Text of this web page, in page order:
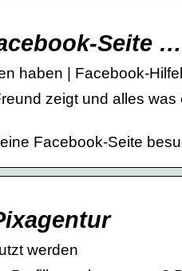
Seite …
haben | Facebook-
zeigt und alles was
Facebook-Seite
werden